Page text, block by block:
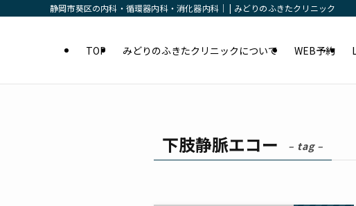
静岡市葵区の内科・循環器内科・消化器内科｜ | みどりのふきたクリニック
TOP みどりのふきたクリニックについて WEB予約
下肢静脈エコー – tag –